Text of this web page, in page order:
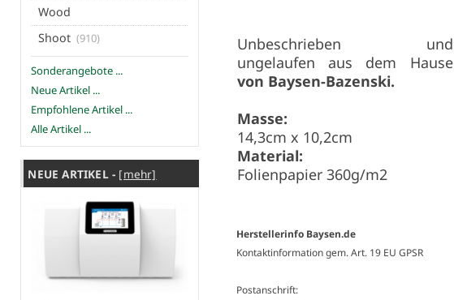
Wood
Shoot (910)
Sonderangebote ...
Neue Artikel ...
Empfohlene Artikel ...
Alle Artikel ...
NEUE ARTIKEL - [mehr]
Unbeschrieben und
ungelaufen aus dem Hause
von Baysen-Bazenski.
Masse:
14,3cm x 10,2cm
Material:
Folienpapier 360g/m2
Herstellerinfo Baysen.de
Kontaktinformation gem. Art. 19 EU GPSR
Postanschrift: